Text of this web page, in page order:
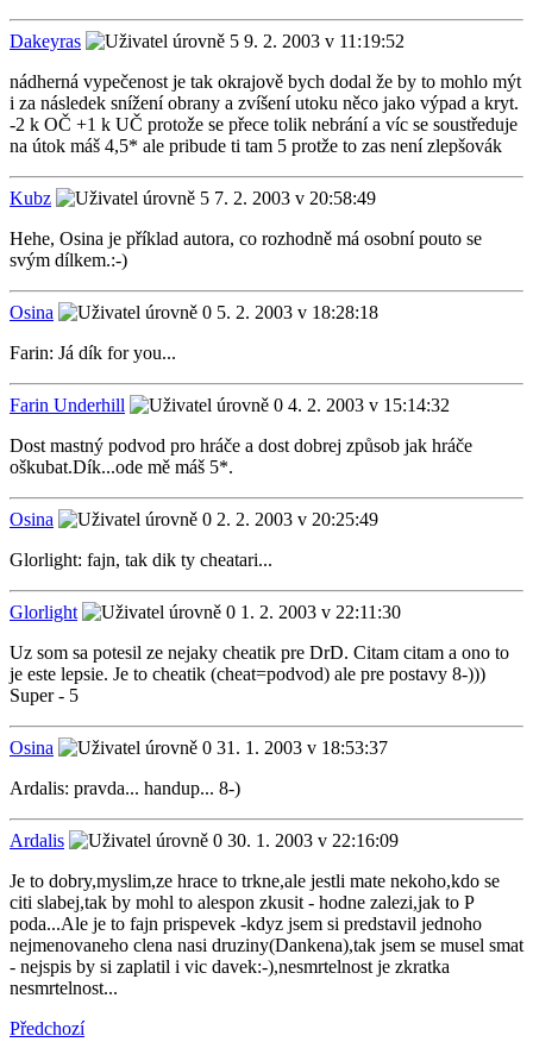
Dakeyras
9. 2. 2003 v 11:19:52
nádherná vypečenost je tak okrajově bych dodal že by to mohlo mýt
i za následek snížení obrany a zvíšení utoku něco jako výpad a kryt.
-2 k OČ +1 k UČ protože se přece tolik nebrání a víc se soustředuje
na útok máš 4,5* ale pribude ti tam 5 protže to zas není zlepšovák
Kubz
7. 2. 2003 v 20:58:49
Hehe, Osina je příklad autora, co rozhodně má osobní pouto se
svým dílkem.:-)
Osina
5. 2. 2003 v 18:28:18
Farin: Já dík for you...
Farin Underhill
4. 2. 2003 v 15:14:32
Dost mastný podvod pro hráče a dost dobrej způsob jak hráče
oškubat.Dík...ode mě máš 5*.
Osina
2. 2. 2003 v 20:25:49
Glorlight: fajn, tak dik ty cheatari...
Glorlight
1. 2. 2003 v 22:11:30
Uz som sa potesil ze nejaky cheatik pre DrD. Citam citam a ono to
je este lepsie. Je to cheatik (cheat=podvod) ale pre postavy 8-)))
Super - 5
Osina
31. 1. 2003 v 18:53:37
Ardalis: pravda... handup... 8-)
Ardalis
30. 1. 2003 v 22:16:09
Je to dobry,myslim,ze hrace to trkne,ale jestli mate nekoho,kdo se
citi slabej,tak by mohl to alespon zkusit - hodne zalezi,jak to P
poda...Ale je to fajn prispevek -kdyz jsem si predstavil jednoho
nejmenovaneho clena nasi druziny(Dankena),tak jsem se musel smat
- nejspis by si zaplatil i vic davek:-),nesmrtelnost je zkratka
nesmrtelnost...
Předchozí